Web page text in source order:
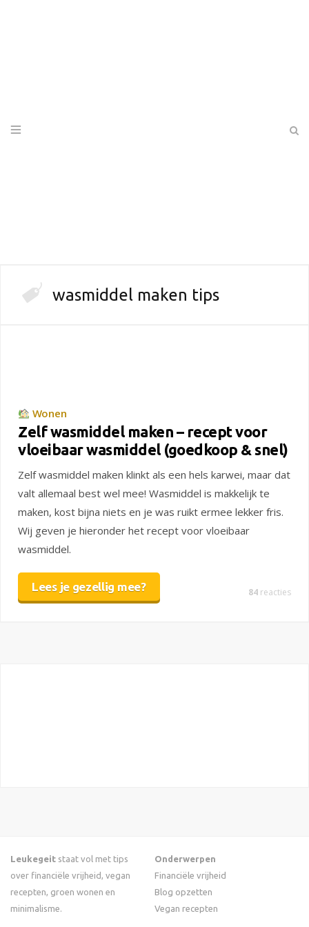
wasmiddel maken tips
Wonen
Zelf wasmiddel maken – recept voor
vloeibaar wasmiddel (goedkoop & snel)
Zelf wasmiddel maken klinkt als een hels karwei, maar dat
valt allemaal best wel mee! Wasmiddel is makkelijk te
maken, kost bijna niets en je was ruikt ermee lekker fris.
Wij geven je hieronder het recept voor vloeibaar
wasmiddel.
Lees je gezellig mee? 84 reacties
Leukegeit staat vol met tips
over financiële vrijheid, vegan
recepten, groen wonen en
minimalisme.
Onderwerpen
Financiële vrijheid
Blog opzetten
Vegan recepten